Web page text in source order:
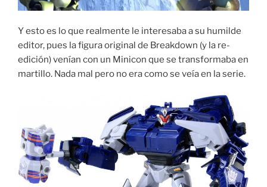
Y esto es lo que realmente le interesaba a su humilde
editor, pues la figura original de Breakdown (y la re-
edición) venían con un Minicon que se transformaba en
martillo. Nada mal pero no era como se veía en la serie.